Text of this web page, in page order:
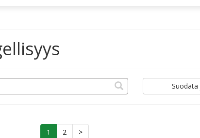
Suodata
1 2 >